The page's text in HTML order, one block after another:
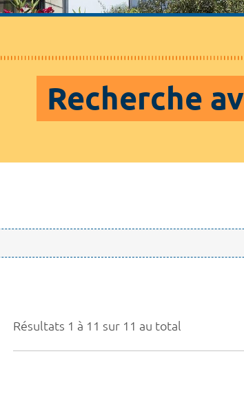
Recherche
Résultats 1 à 11 sur 11 au total